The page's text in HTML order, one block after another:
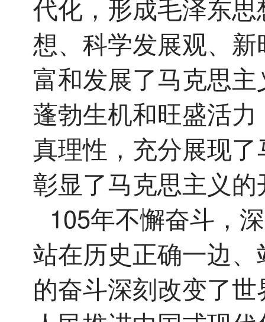
代化，形成毛泽东思
想、科学发展观、
富和发展了马克思
蓬勃生机和旺盛活
真理性，充分展现
彰显了马克思主义
105年不懈奋斗，
站在历史正确一边
的奋斗深刻改变了